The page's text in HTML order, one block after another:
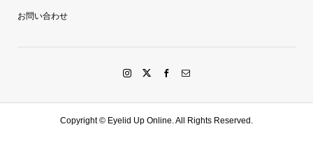
お問い合わせ
Copyright © Eyelid Up Online. All Rights Reserved.